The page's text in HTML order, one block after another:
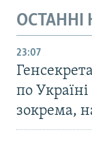
23:07
по
зокрема,